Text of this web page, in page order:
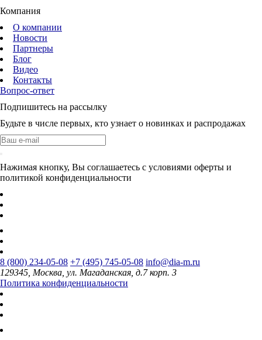
Компания
О компании
Новости
Партнеры
Блог
Видео
Контакты
Вопрос-ответ
Подпишитесь на рассылку
Будьте в числе первых, кто узнает о новинках и распродажах
Нажимая кнопку, Вы соглашаетесь с условиями оферты и
политикой конфиденциальности
8 (800) 234-05-08 +7 (495) 745-05-08 info@dia-m.ru
129345, Москва, ул. Магаданская, д.7 корп. 3
Политика конфиденциальности